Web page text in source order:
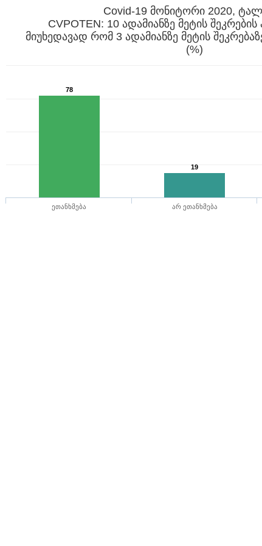
Covid-19 მონიტორი 2020,
CVPOTEN: 10 ადამიანზე მეტის
მიუხედავად რომ 3 ადამიანზე მეტის
(%)
78
19
ეთანხმება არ ეთანხმება